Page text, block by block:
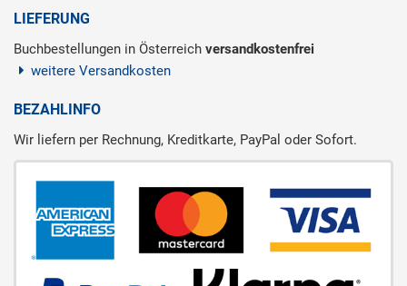
LIEFERUNG
Buchbestellungen in Österreich versandkostenfrei
weitere Versandkosten
BEZAHLINFO
Wir liefern per Rechnung, Kreditkarte, PayPal oder Sofort.